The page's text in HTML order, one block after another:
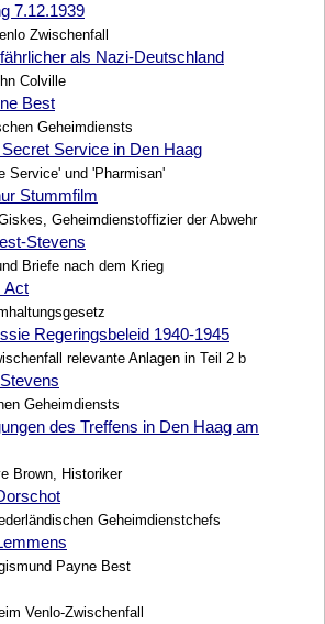
7.12.1939
Zwischenfall
als Nazi-Deutschland
Colville
Best
Geheimdiensts
Service in Den Haag
Service' und 'Pharmisan'
Stummfilm
Geheimdienstoffizier der Abwehr
Stevens
Briefe nach dem Krieg
Act
Regeringsbeleid 1940-1945
relevante Anlagen in Teil 2 b
Geheimdiensts
des Treffens in Den Haag am
Brown, Historiker
Geheimdienstchefs
Payne Best
Venlo-Zwischenfall